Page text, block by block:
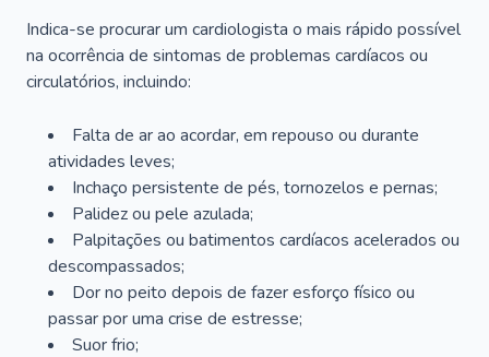
Indica-se procurar um cardiologista o mais rápido possível
na ocorrência de sintomas de problemas cardíacos ou
circulatórios, incluindo:
Falta de ar ao acordar, em repouso ou durante
atividades leves;
Inchaço persistente de pés, tornozelos e pernas;
Palidez ou pele azulada;
Palpitações ou batimentos cardíacos acelerados ou
descompassados;
Dor no peito depois de fazer esforço físico ou
passar por uma crise de estresse;
Suor frio;